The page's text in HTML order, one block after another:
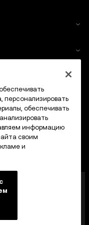
виртуальных
VASP
услуг в сфере
персонализировать
обеспечивать
информацию
своим
и